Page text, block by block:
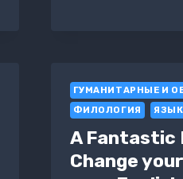
ГУМАНИТАРНЫЕ И
ФИЛОЛОГИЯ
A Fantastic
Change